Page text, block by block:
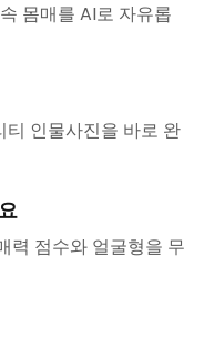
몸매를 AI로 자유롭
인물사진을 바로 완
력 점수와 얼굴형을 무